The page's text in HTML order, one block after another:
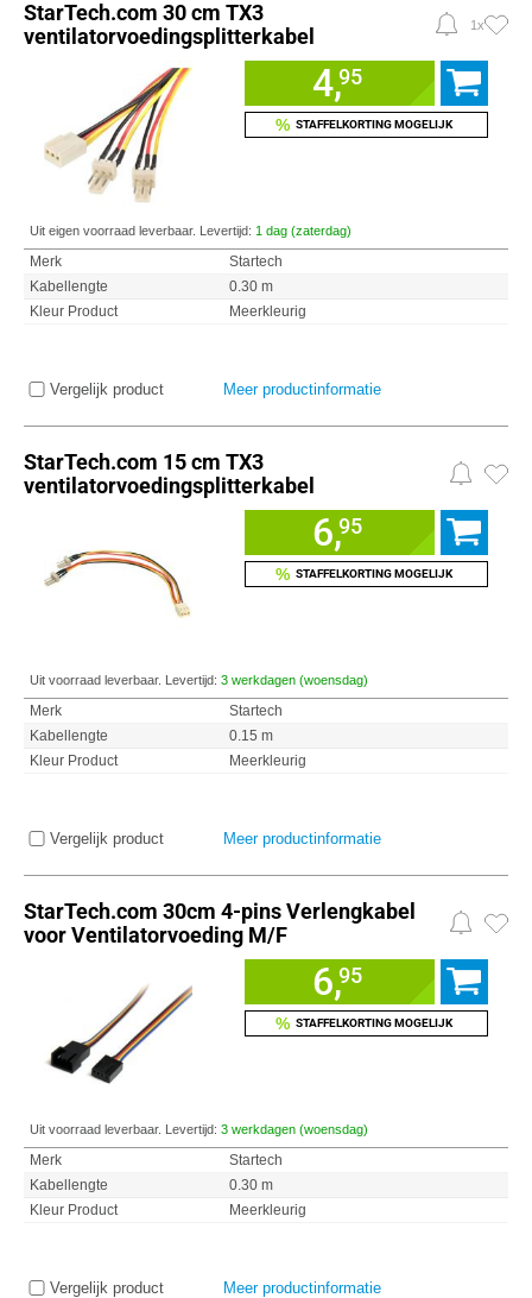
StarTech.com 30 cm TX3
ventilatorvoedingsplitterkabel
1x
4,95
% STAFFELKORTING MOGELIJK
Uit eigen voorraad leverbaar. Levertijd: 1 dag (zaterdag)
Merk
Startech
Kabellengte
0.30 m
Kleur Product
Meerkleurig
Vergelijk product Meer productinformatie
StarTech.com 15 cm TX3
ventilatorvoedingsplitterkabel
6,95
% STAFFELKORTING MOGELIJK
Uit voorraad leverbaar. Levertijd: 3 werkdagen (woensdag)
Merk
Startech
Kabellengte
0.15 m
Kleur Product
Meerkleurig
Vergelijk product Meer productinformatie
StarTech.com 30cm 4-pins Verlengkabel
voor Ventilatorvoeding M/F
6,95
% STAFFELKORTING MOGELIJK
Uit voorraad leverbaar. Levertijd: 3 werkdagen (woensdag)
Merk
Startech
Kabellengte
0.30 m
Kleur Product
Meerkleurig
Vergelijk product Meer productinformatie